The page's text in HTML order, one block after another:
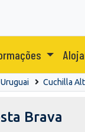
Cuchilla
Brava